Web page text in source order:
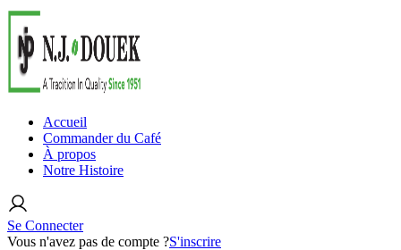
Accueil
Commander du Café
À propos
Notre Histoire
Se Connecter
Vous n'avez pas de compte ?S'inscrire